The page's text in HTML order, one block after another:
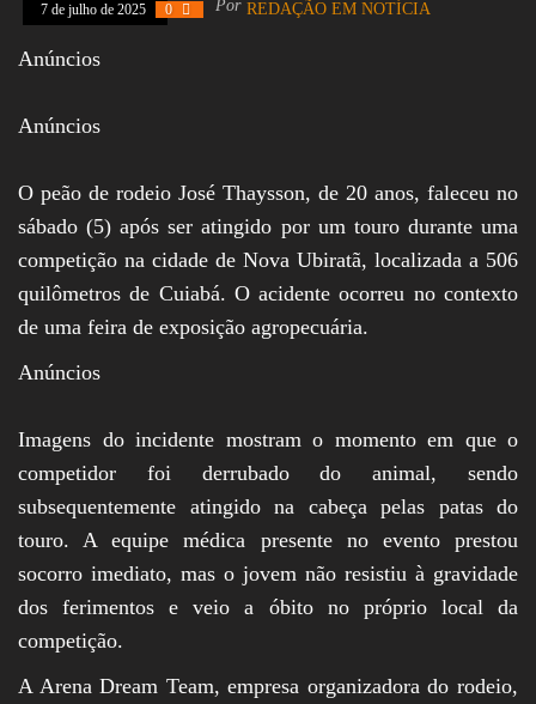
Assembleia
Vinhos, Bebidas,
Receitas, Chef, RH,
Emprego,
Empreendedorismo,
Negócios,
Oportunidades,
7 de julho de 2025 0 Por REDAÇÃO EM NOTÍCIA
Anúncios
Anúncios
O peão de rodeio José Thaysson, de 20 anos, faleceu no
sábado (5) após ser atingido por um touro durante uma
competição na cidade de Nova Ubiratã, localizada a 506
quilômetros de Cuiabá. O acidente ocorreu no contexto
de uma feira de exposição agropecuária.
Anúncios
Imagens do incidente mostram o momento em que o
competidor foi derrubado do animal, sendo
subsequentemente atingido na cabeça pelas patas do
touro. A equipe médica presente no evento prestou
socorro imediato, mas o jovem não resistiu à gravidade
dos ferimentos e veio a óbito no próprio local da
competição.
A Arena Dream Team, empresa organizadora do rodeio,